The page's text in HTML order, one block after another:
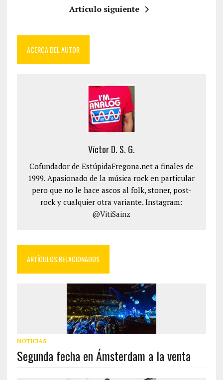
Artículo siguiente
ACERCA DEL AUTOR
Víctor D. S. G.
Cofundador de EstúpidaFregona.net a finales de
1999. Apasionado de la música rock en particular
pero que no le hace ascos al folk, stoner, post-
rock y cualquier otra variante. Instagram:
@VitiSainz
ARTÍCULOS RELACIONADOS
NOTICIAS
Segunda fecha en Ámsterdam a la venta